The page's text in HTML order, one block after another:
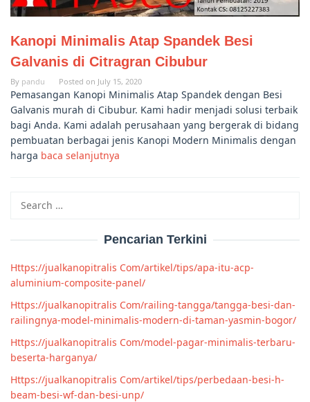
Kanopi Minimalis Atap Spandek Besi
Galvanis di Citragran Cibubur
By pandu Posted on July 15, 2020
Pemasangan Kanopi Minimalis Atap Spandek dengan Besi
Galvanis murah di Cibubur. Kami hadir menjadi solusi terbaik
bagi Anda. Kami adalah perusahaan yang bergerak di bidang
pembuatan berbagai jenis Kanopi Modern Minimalis dengan
harga baca selanjutnya
for:
Pencarian Terkini
Https://jualkanopitralis Com/artikel/tips/apa-itu-acp-
aluminium-composite-panel/
Https://jualkanopitralis Com/railing-tangga/tangga-besi-dan-
railingnya-model-minimalis-modern-di-taman-yasmin-bogor/
Https://jualkanopitralis Com/model-pagar-minimalis-terbaru-
beserta-harganya/
Https://jualkanopitralis Com/artikel/tips/perbedaan-besi-h-
beam-besi-wf-dan-besi-unp/